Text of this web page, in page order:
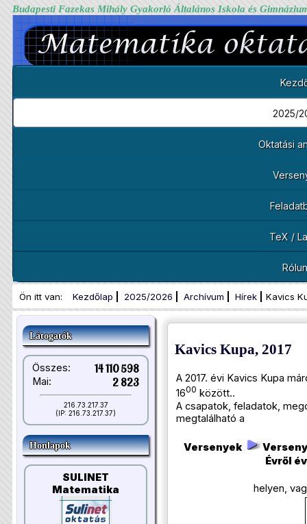
Budapesti Fazekas Mihály Gyakorló Általános Iskola és
2025/
Oktatási
TeX /
Ön itt van: Kezdőlap 2025/2026 Archívum Hírek Kavics
Látogatók
Összes: 14 110 598
Mai: 2 823
216.73.217.37
(IP: 216.73.217.37)
Honlapok
SULINET
Matematika
Kavics Kupa, 2017
A 2017. évi Kavics Kupa
1600 között..
A csapatok, feladatok,
megtalálható a
Versenyek
Évről
helyen,